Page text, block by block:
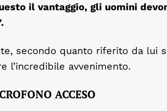
il vantaggio, gli uomini
secondo quanto riferito da lui
l’incredibile avvenimento.
ACCESO